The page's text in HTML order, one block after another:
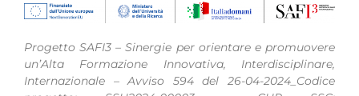
Progetto SAFI3 – Sinergie per orientare e promuovere
un’Alta Formazione Innovativa, Interdisciplinare,
Internazionale – Avviso 594 del 26-04-2024_Codice